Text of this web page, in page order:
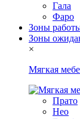
Гала
Фаро
Зоны
Зоны
×
Мягкая
Прато
Нео